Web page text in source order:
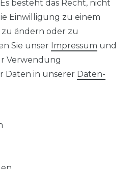
Daten­schutz­erklärung
besteht das Recht, nicht
Einwilligung zu einem
ändern oder zu
Sie unser Impressum und
Verwendung
Daten in unserer Daten­